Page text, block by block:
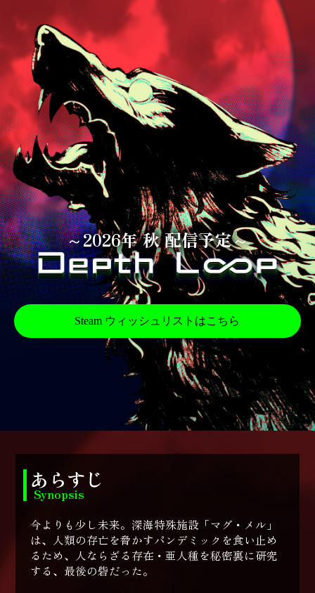
～2026年 秋 配信予定～
Steam ウィッシュリストはこちら
あらすじ
Synopsis
今よりも少し未来。深海特殊施設「マグ・メル」
は、人類の存亡を脅かすパンデミックを食い止め
るため、人ならざる存在・亜人種を秘密裏に研究
する、最後の砦だった。